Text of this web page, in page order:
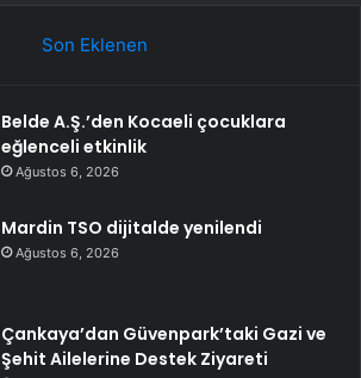
Son Eklenen
Belde A.Ş.’den Kocaeli çocuklara
eğlenceli etkinlik
Ağustos 6, 2026
Mardin TSO dijitalde yenilendi
Ağustos 6, 2026
Çankaya’dan Güvenpark’taki Gazi ve
Şehit Ailelerine Destek Ziyareti